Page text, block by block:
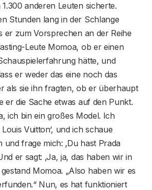
anderen Leuten sicherte.
Stunden lang in der Schlange
er zum Vorsprechen an der Reihe
Leute Momoa, ob er einen
hätte, und
er weder das eine noch das
als sie ihn fragten, ob er überhaupt
er die Sache etwas auf den Punkt.
ich bin ein großes Model. Ich
Vuitton‘, und ich schaue
und frage mich: ‚Du hast Prada
er sagt: ‚Ja, ja, das haben wir in
gestand Momoa. „Also haben wir es
Nun, es hat funktioniert